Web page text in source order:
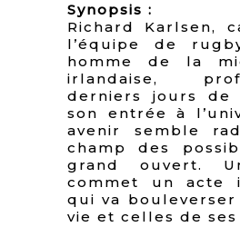
Synopsis :
Richard Karlsen,
l’équipe de
homme de la
irlandaise,
derniers jours de
son entrée à
avenir semble
champ des
grand ouvert.
commet un acte
qui va bouleverser
vie et celles de ses